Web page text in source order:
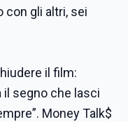
con gli altri, sei
il film:
il segno che lasci
Money Talk$